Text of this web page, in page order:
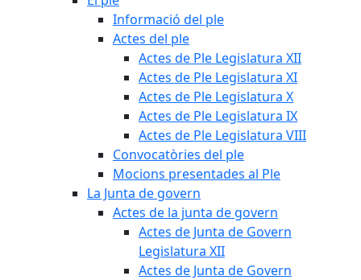
Informació del ple
Actes del ple
Actes de Ple Legislatura XII
Actes de Ple Legislatura XI
Actes de Ple Legislatura X
Actes de Ple Legislatura IX
Actes de Ple Legislatura VIII
Convocatòries del ple
Mocions presentades al Ple
La Junta de govern
Actes de la junta de govern
Actes de Junta de Govern
Legislatura XII
Actes de Junta de Govern